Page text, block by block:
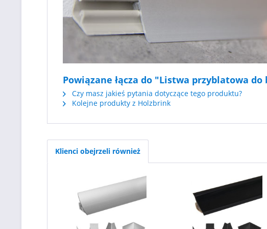
Powiązane łącza do "Listwa przyblatowa
Czy masz jakieś pytania dotyczące tego produktu?
Kolejne produkty z Holzbrink
Klienci obejrzeli również